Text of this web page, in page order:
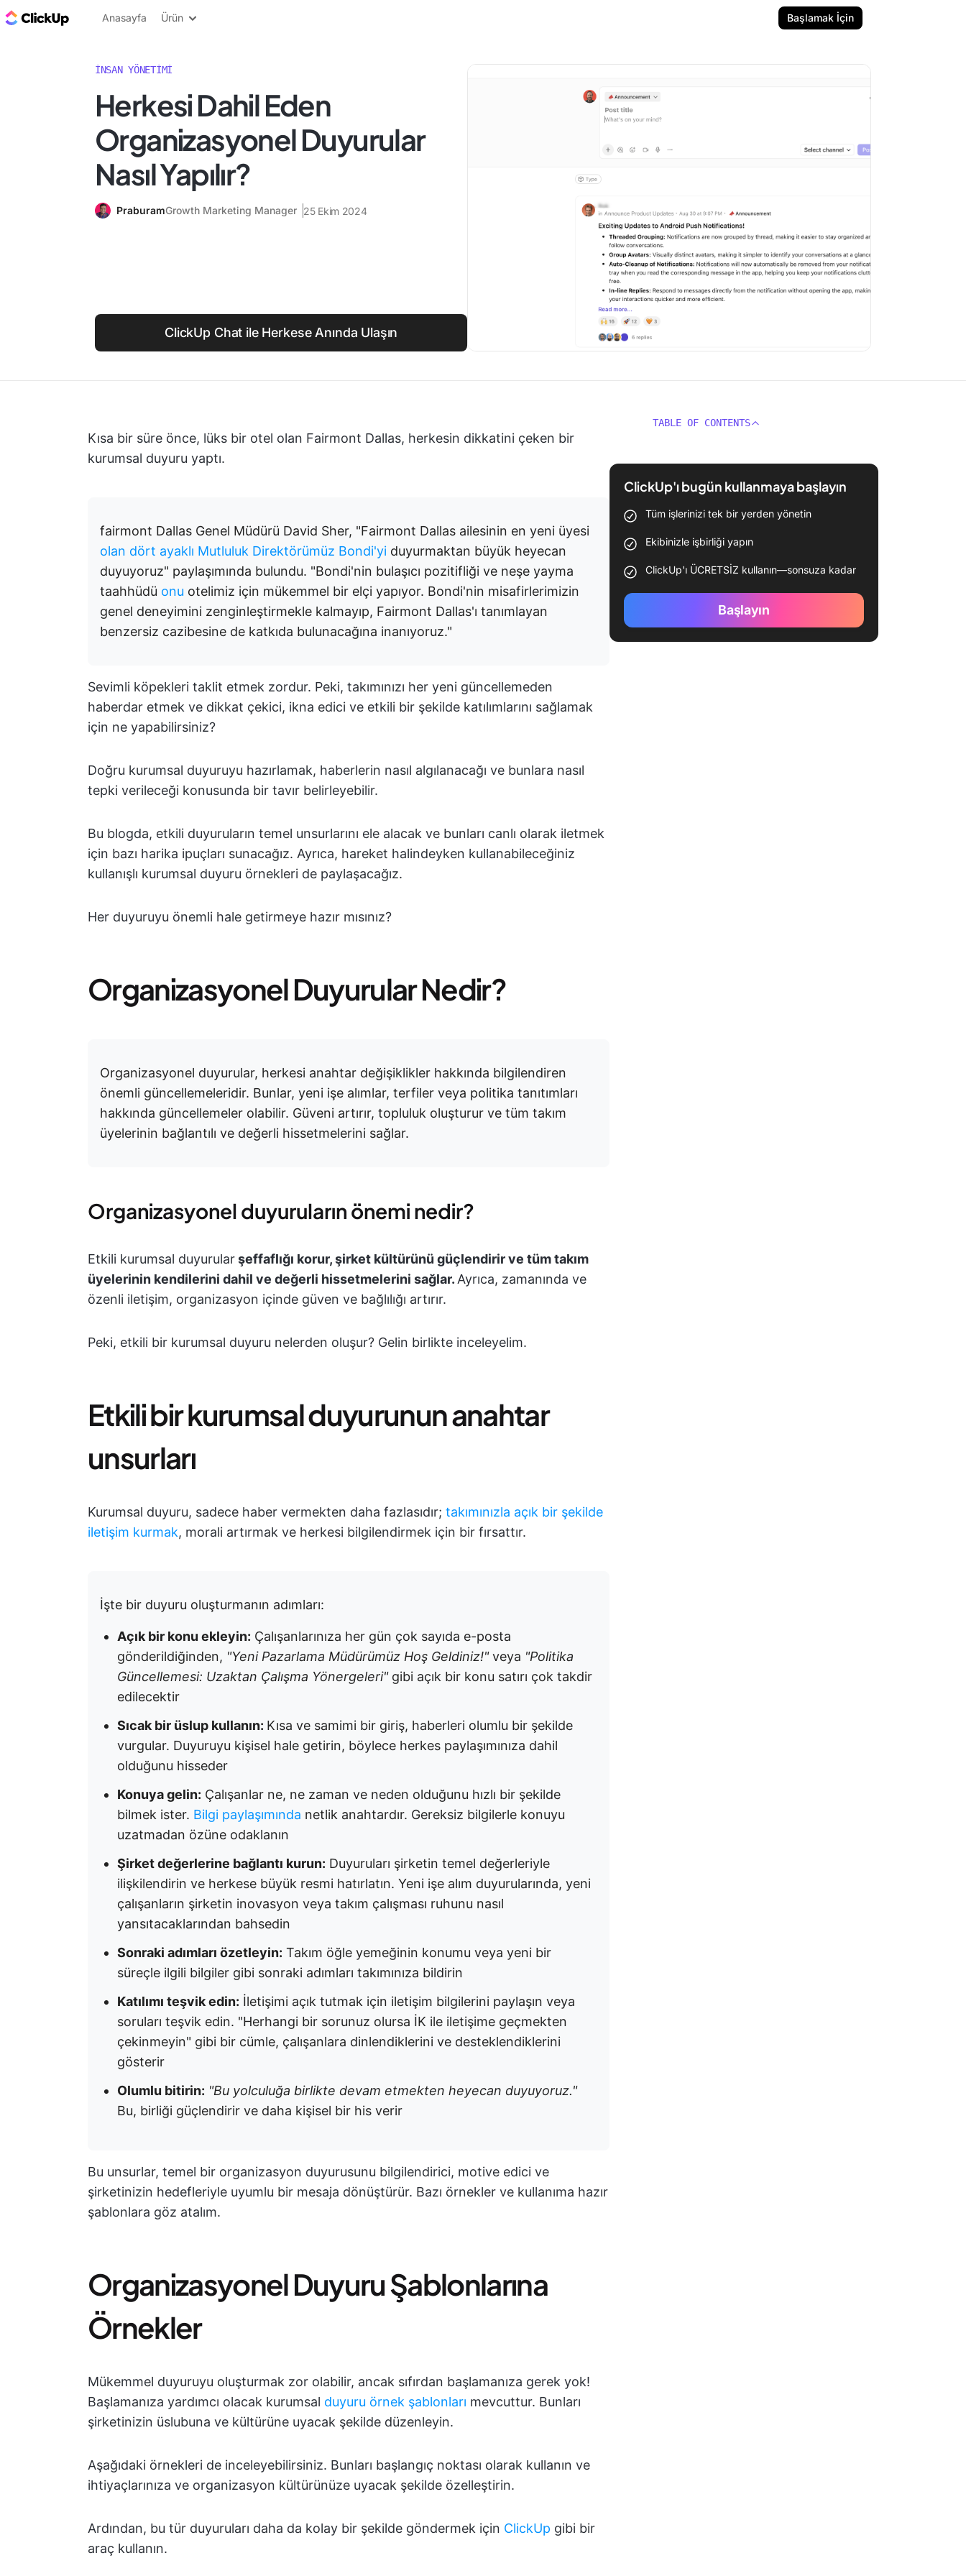
ClickUp Blog
Anasayfa Ürün Başlamak İçin
İNSAN YÖNETIMI
Herkesi Dahil Eden
Organizasyonel Duyurular
Nasıl Yapılır?
PraburamGrowth Marketing Manager 25 Ekim 2024
ClickUp Chat ile Herkese Anında Ulaşın
Kısa bir süre önce, lüks bir otel olan Fairmont Dallas, herkesin dikkatini çeken bir
kurumsal duyuru yaptı.
fairmont Dallas Genel Müdürü David Sher, "Fairmont Dallas ailesinin en yeni üyesi
olan dört ayaklı Mutluluk Direktörümüz Bondi'yi duyurmaktan büyük heyecan
duyuyoruz" paylaşımında bulundu. "Bondi'nin bulaşıcı pozitifliği ve neşe yayma
taahhüdü onu otelimiz için mükemmel bir elçi yapıyor. Bondi'nin misafirlerimizin
genel deneyimini zenginleştirmekle kalmayıp, Fairmont Dallas'ı tanımlayan
benzersiz cazibesine de katkıda bulunacağına inanıyoruz."
Sevimli köpekleri taklit etmek zordur. Peki, takımınızı her yeni güncellemeden
haberdar etmek ve dikkat çekici, ikna edici ve etkili bir şekilde katılımlarını sağlamak
için ne yapabilirsiniz?
Doğru kurumsal duyuruyu hazırlamak, haberlerin nasıl algılanacağı ve bunlara nasıl
tepki verileceği konusunda bir tavır belirleyebilir.
Bu blogda, etkili duyuruların temel unsurlarını ele alacak ve bunları canlı olarak iletmek
için bazı harika ipuçları sunacağız. Ayrıca, hareket halindeyken kullanabileceğiniz
kullanışlı kurumsal duyuru örnekleri de paylaşacağız.
Her duyuruyu önemli hale getirmeye hazır mısınız?
Organizasyonel Duyurular Nedir?
Organizasyonel duyurular, herkesi anahtar değişiklikler hakkında bilgilendiren
önemli güncellemeleridir. Bunlar, yeni işe alımlar, terfiler veya politika tanıtımları
hakkında güncellemeler olabilir. Güveni artırır, topluluk oluşturur ve tüm takım
üyelerinin bağlantılı ve değerli hissetmelerini sağlar.
Organizasyonel duyuruların önemi nedir?
Etkili kurumsal duyurularşeffaflığı korur, şirket kültürünü güçlendirir ve tüm takım
üyelerinin kendilerini dahil ve değerli hissetmelerini sağlar. Ayrıca, zamanında ve
özenli iletişim, organizasyon içinde güven ve bağlılığı artırır.
Peki, etkili bir kurumsal duyuru nelerden oluşur? Gelin birlikte inceleyelim.
Etkili bir kurumsal duyurunun anahtar
unsurları
Kurumsal duyuru, sadece haber vermekten daha fazlasıdır; takımınızla açık bir şekilde
iletişim kurmak, morali artırmak ve herkesi bilgilendirmek için bir fırsattır.
İşte bir duyuru oluşturmanın adımları:
Açık bir konu ekleyin: Çalışanlarınıza her gün çok sayıda e-posta
gönderildiğinden, "Yeni Pazarlama Müdürümüz Hoş Geldiniz!"veya "Politika
Güncellemesi: Uzaktan Çalışma Yönergeleri"gibi açık bir konu satırı çok takdir
edilecektir
Sıcak bir üslup kullanın: Kısa ve samimi bir giriş, haberleri olumlu bir şekilde
vurgular. Duyuruyu kişisel hale getirin, böylece herkes paylaşımınıza dahil
olduğunu hisseder
Konuya gelin: Çalışanlar ne, ne zaman ve neden olduğunu hızlı bir şekilde
bilmek ister. Bilgi paylaşımında netlik anahtardır. Gereksiz bilgilerle konuyu
uzatmadan özüne odaklanın
Şirket değerlerine bağlantı kurun: Duyuruları şirketin temel değerleriyle
ilişkilendirin ve herkese büyük resmi hatırlatın. Yeni işe alım duyurularında, yeni
çalışanların şirketin inovasyon veya takım çalışması ruhunu nasıl
yansıtacaklarından bahsedin
Sonraki adımları özetleyin: Takım öğle yemeğinin konumu veya yeni bir
süreçle ilgili bilgiler gibi sonraki adımları takımınıza bildirin
Katılımı teşvik edin: İletişimi açık tutmak için iletişim bilgilerini paylaşın veya
soruları teşvik edin. "Herhangi bir sorunuz olursa İK ile iletişime geçmekten
çekinmeyin" gibi bir cümle, çalışanlara dinlendiklerini ve desteklendiklerini
gösterir
Olumlu bitirin: "Bu yolculuğa birlikte devam etmekten heyecan duyuyoruz."
Bu, birliği güçlendirir ve daha kişisel bir his verir
Bu unsurlar, temel bir organizasyon duyurusunu bilgilendirici, motive edici ve
şirketinizin hedefleriyle uyumlu bir mesaja dönüştürür. Bazı örnekler ve kullanıma hazır
şablonlara göz atalım.
Organizasyonel Duyuru Şablonlarına
Örnekler
Mükemmel duyuruyu oluşturmak zor olabilir, ancak sıfırdan başlamanıza gerek yok!
Başlamanıza yardımcı olacak kurumsal duyuru örnek şablonları mevcuttur. Bunları
şirketinizin üslubuna ve kültürüne uyacak şekilde düzenleyin.
Aşağıdaki örnekleri de inceleyebilirsiniz. Bunları başlangıç noktası olarak kullanın ve
ihtiyaçlarınıza ve organizasyon kültürünüze uyacak şekilde özelleştirin.
Ardından, bu tür duyuruları daha da kolay bir şekilde göndermek için ClickUp gibi bir
araç kullanın.
TABLE OF CONTENTS
ClickUp'ı bugün kullanmaya başlayın
Tüm işlerinizi tek bir yerden yönetin
Ekibinizle işbirliği yapın
ClickUp'ı ÜCRETSİZ kullanın—sonsuza kadar
Başlayın